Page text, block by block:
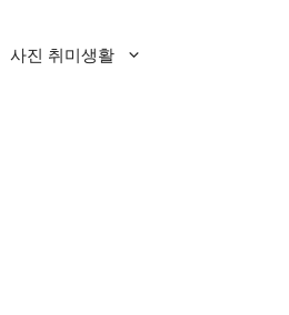
사진 취미생활